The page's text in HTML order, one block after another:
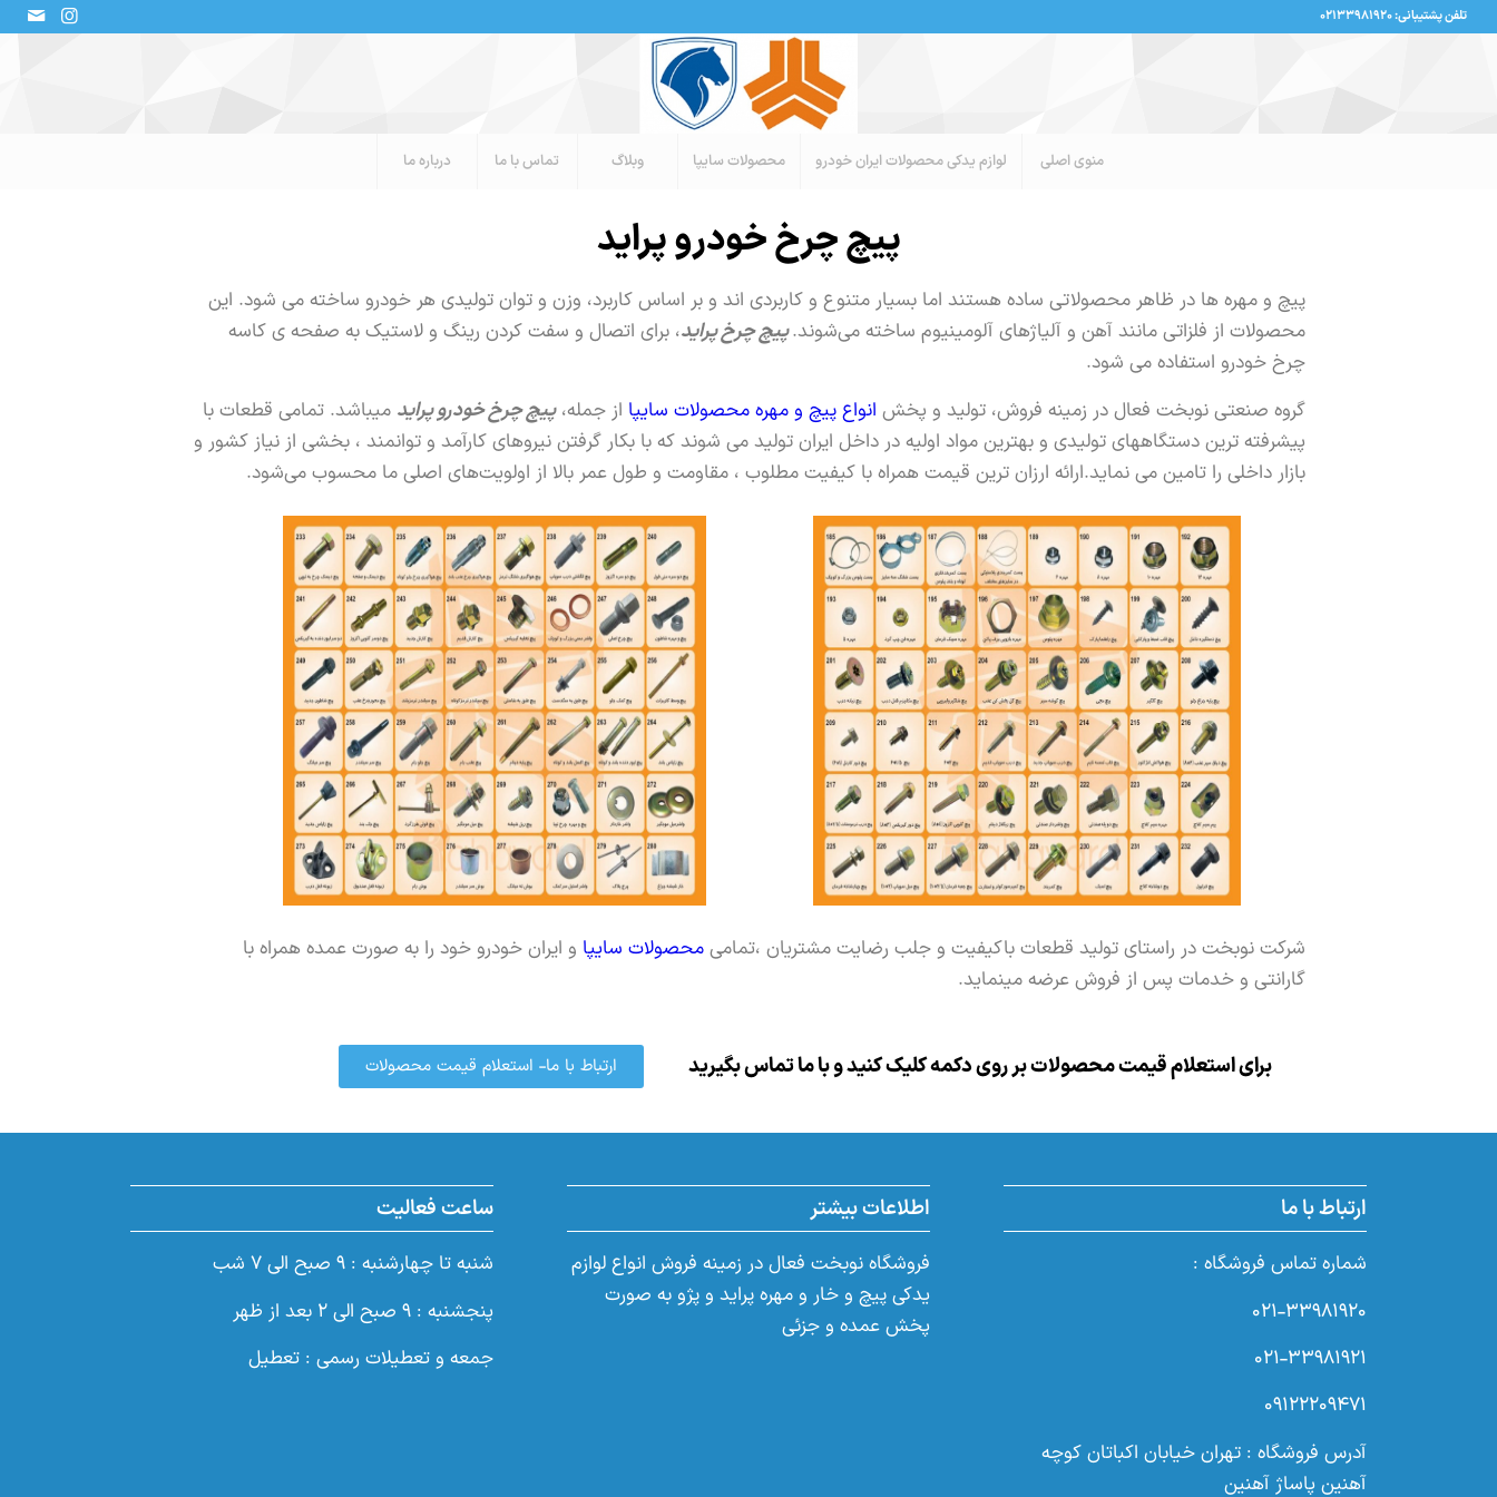
تلفن پشتیبانی: ۰۲۱۳۳۹۸۱۹۲۰
منوی اصلی لوازم یدکی محصولات ایران خودرو محصولات سایپا وبلاگ تماس با ما درباره ما
پیچ چرخ خودرو پراید
پیچ و مهره‌ ها در ظاهر محصولاتی ساده هستند اما بسیار متنوع و کاربردی اند و بر اساس کاربرد، وزن و توان تولیدی هر خودرو ساخته می شود. این
محصولات از فلزاتی مانند آهن و آلیاژهای آلومینیوم ساخته می‌شوند.پیچ چرخ پراید، برای اتصال و سفت کردن رینگ و لاستیک به صفحه ی کاسه
چرخ خودرو استفاده می شود.
گروه صنعتی نوبخت فعال در زمینه فروش، تولید و پخش انواع پیچ و مهره محصولات سایپا از جمله،پیچ چرخ خودرو پراید میباشد. تمامی قطعات با
پیشرفته ترین دستگاههای تولیدی و بهترین مواد اولیه در داخل ایران تولید می شوند که با بکار گرفتن نیروهای کارآمد و توانمند ، بخشی از نیاز کشور و
بازار داخلی را تامین می نماید.ارائه ارزان ترین قیمت همراه با کیفیت مطلوب ، مقاومت و طول عمر بالا از اولویت‏‌های اصلی ما محسوب می‌شود.
شرکت نوبخت در راستای تولید قطعات باکیفیت و جلب رضایت مشتریان ،تمامیمحصولات سایپا و ایران خودرو خود را به صورت عمده همراه با
گارانتی و خدمات پس از فروش عرضه مینماید.
برای استعلام قیمت محصولات بر روی دکمه کلیک کنید و با ما تماس بگیرید ارتباط با ما- استعلام قیمت محصولات
ارتباط با ما
شماره تماس فروشگاه :
۰۲۱-۳۳۹۸۱۹۲۰
۰۲۱-۳۳۹۸۱۹۲۱
۰۹۱۲۲۲۰۹۴۷۱
آدرس فروشگاه : تهران خیابان اکباتان کوچه
آهنین پاساژ آهنین
اطلاعات بیشتر
فروشگاه نوبخت فعال در زمینه فروش انواع لوازم
یدکی پیچ و خار و مهره پراید و پژو به صورت
پخش عمده و جزئی
ساعت فعالیت
شنبه تا چهارشنبه : ۹ صبح الی ۷ شب
پنجشنبه : ۹ صبح الی ۲ بعد از ظهر
جمعه و تعطیلات رسمی : تعطیل